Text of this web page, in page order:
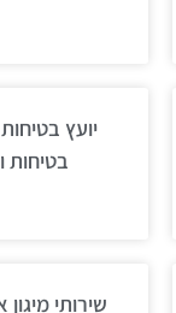
יועץ
בטיחות
שירותי